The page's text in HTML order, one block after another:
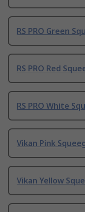
RS PRO Green
RS PRO Red
RS PRO White
Vikan Pink
Vikan Yellow